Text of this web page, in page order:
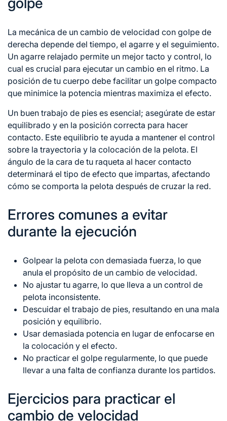
La mecánica de un cambio de velocidad con golpe de
derecha depende del tiempo, el agarre y el seguimiento.
Un agarre relajado permite un mejor tacto y control, lo
cual es crucial para ejecutar un cambio en el ritmo. La
posición de tu cuerpo debe facilitar un golpe compacto
que minimice la potencia mientras maximiza el efecto.
Un buen trabajo de pies es esencial; asegúrate de estar
equilibrado y en la posición correcta para hacer
contacto. Este equilibrio te ayuda a mantener el control
sobre la trayectoria y la colocación de la pelota. El
ángulo de la cara de tu raqueta al hacer contacto
determinará el tipo de efecto que impartas, afectando
cómo se comporta la pelota después de cruzar la red.
Errores comunes a evitar
durante la ejecución
Golpear la pelota con demasiada fuerza, lo que
anula el propósito de un cambio de velocidad.
No ajustar tu agarre, lo que lleva a un control de
pelota inconsistente.
Descuidar el trabajo de pies, resultando en una mala
posición y equilibrio.
Usar demasiada potencia en lugar de enfocarse en
la colocación y el efecto.
No practicar el golpe regularmente, lo que puede
llevar a una falta de confianza durante los partidos.
Ejercicios para practicar el
cambio de velocidad